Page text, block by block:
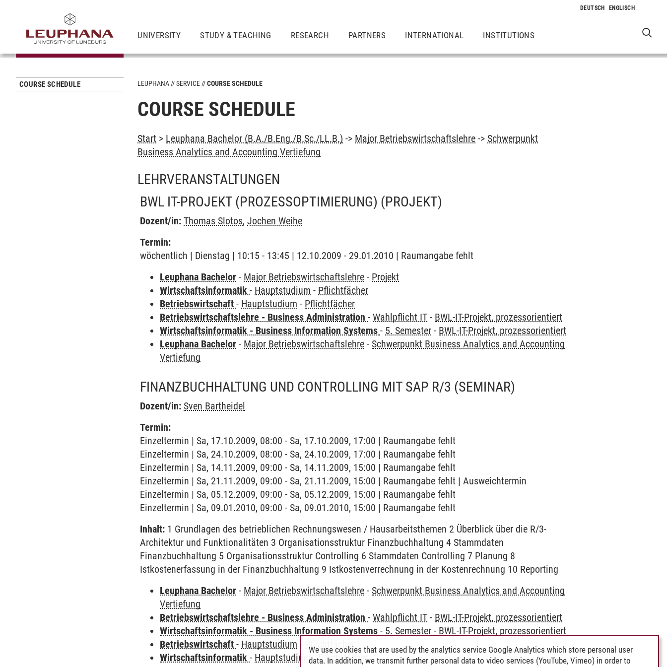
UNIVERSITY STUDY & TEACHING RESEARCH PARTNERS INTERNATIONAL INSTITUTIONS
COURSE SCHEDULE LEUPHANA SERVICE COURSE SCHEDULE
COURSE SCHEDULE
Start > Leuphana Bachelor (B.A./B.Eng./B.Sc./LL.B.) -> Major Betriebswirtschaftslehre -> Schwerpunkt
Business Analytics and Accounting Vertiefung
LEHRVERANSTALTUNGEN
BWL IT-PROJEKT (PROZESSOPTIMIERUNG) (PROJEKT)
Dozent/in: Thomas Slotos,Jochen Weihe
Termin:
wöchentlich | Dienstag | 10:15 - 13:45 | 12.10.2009 - 29.01.2010 | Raumangabe fehlt
Leuphana Bachelor - Major Betriebswirtschaftslehre - Projekt
Wirtschaftsinformatik- Hauptstudium - Pflichtfächer
Betriebswirtschaft- Hauptstudium - Pflichtfächer
Betriebswirtschaftslehre - Business Administration-Wahlpflicht IT - BWL-IT-Projekt, prozessorientiert
Wirtschaftsinformatik - Business Information Systems- 5. Semester - BWL-IT-Projekt, prozessorientiert
Leuphana Bachelor - Major Betriebswirtschaftslehre - Schwerpunkt Business Analytics and Accounting
Vertiefung
FINANZBUCHHALTUNG UND CONTROLLING MIT SAP R/3 (SEMINAR)
Dozent/in: Sven Bartheidel
Termin:
Einzeltermin | Sa, 17.10.2009, 08:00 - Sa, 17.10.2009, 17:00 | Raumangabe fehlt
Einzeltermin | Sa, 24.10.2009, 08:00 - Sa, 24.10.2009, 17:00 | Raumangabe fehlt
Einzeltermin | Sa, 14.11.2009, 09:00 - Sa, 14.11.2009, 15:00 | Raumangabe fehlt
Einzeltermin | Sa, 21.11.2009, 09:00 - Sa, 21.11.2009, 15:00 | Raumangabe fehlt | Ausweichtermin
Einzeltermin | Sa, 05.12.2009, 09:00 - Sa, 05.12.2009, 15:00 | Raumangabe fehlt
Einzeltermin | Sa, 09.01.2010, 09:00 - Sa, 09.01.2010, 15:00 | Raumangabe fehlt
Inhalt: 1 Grundlagen des betrieblichen Rechnungswesen / Hausarbeitsthemen 2 Überblick über die R/3-
Architektur und Funktionalitäten 3 Organisationsstruktur Finanzbuchhaltung 4 Stammdaten
Finanzbuchhaltung 5 Organisationsstruktur Controlling 6 Stammdaten Controlling 7 Planung 8
Istkostenerfassung in der Finanzbuchhaltung 9 Istkostenverrechnung in der Kostenrechnung 10 Reporting
Leuphana Bachelor - Major Betriebswirtschaftslehre - Schwerpunkt Business Analytics and Accounting
Vertiefung
Betriebswirtschaftslehre - Business Administration-Wahlpflicht IT - BWL-IT-Projekt, prozessorientiert
Wirtschaftsinformatik - Business Information Systems- 5. Semester - BWL-IT-Projekt, prozessorientiert
Betriebswirtschaft- Hauptstudium
Pflichtfächer
Wirtschaftsinformatik- Hauptstudium-Pflichtfächer
We use cookies that are used by the analytics service Google Analytics which store personal user
data. In addition, we transmit further personal data to video services (YouTube, Vimeo) in order to